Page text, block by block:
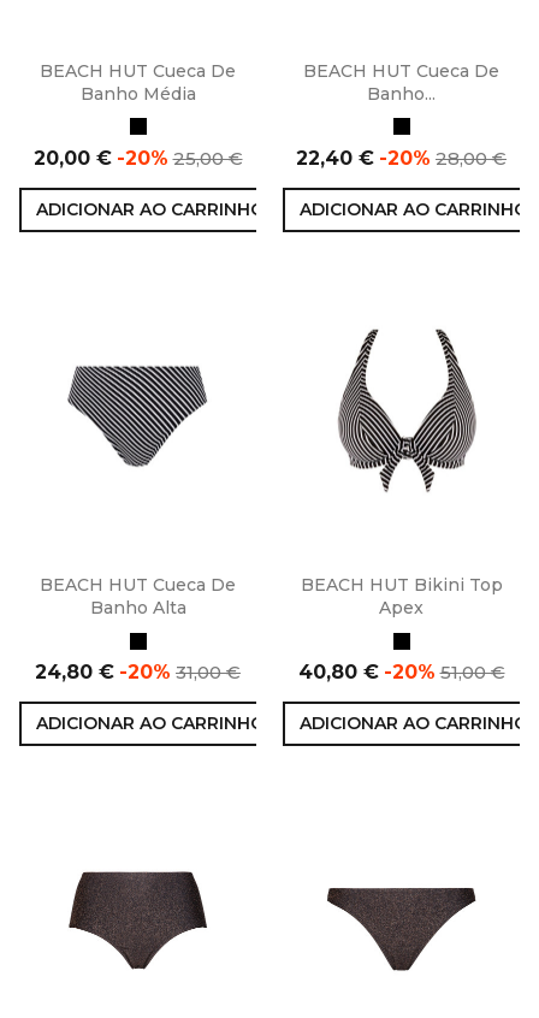
BEACH HUT Cueca De
Banho Média
Preço
20,00 € -20% Preço
25,00 €
ADICIONAR AO CARRINHO
BEACH HUT Cueca De
Banho...
Preço
22,40 € -20% Preço
28,00 €
ADICIONAR AO CARRINHO
BEACH HUT Cueca De
Banho Alta
Preço
24,80 € -20% Preço
31,00 €
ADICIONAR AO CARRINHO
BEACH HUT Bikini Top
Apex
Preço
40,80 € -20% Preço
51,00 €
ADICIONAR AO CARRINHO